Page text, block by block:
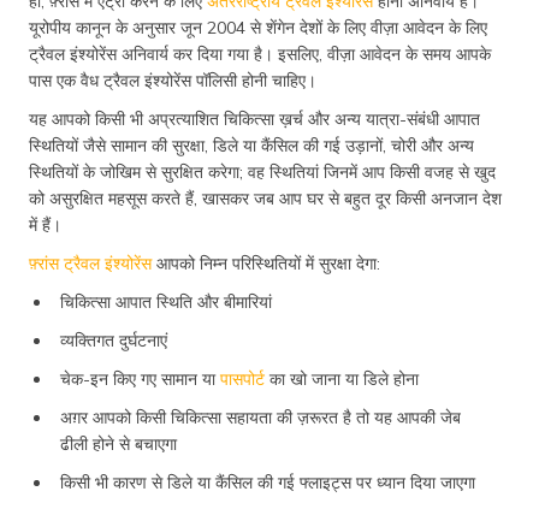
यूरोपीय कानून के अनुसार जून 2004 से शेंगेन देशों के लिए वीज़ा आवेदन के लिए
ट्रैवल इंश्योरेंस अनिवार्य कर दिया गया है। इसलिए, वीज़ा आवेदन के समय आपके
पास एक वैध ट्रैवल इंश्योरेंस पॉलिसी होनी चाहिए।
यह आपको किसी भी अप्रत्याशित चिकित्सा ख़र्च और अन्य यात्रा-संबंधी आपात
स्थितियों जैसे सामान की सुरक्षा, डिले या कैंसिल की गई उड़ानों, चोरी और अन्य
स्थितियों के जोखिम से सुरक्षित करेगा; वह स्थितियां जिनमें आप किसी वजह से खुद
को असुरक्षित महसूस करते हैं, खासकर जब आप घर से बहुत दूर किसी अनजान देश
में हैं।
फ़्रांस ट्रैवल इंश्योरेंसआपको निम्न परिस्थितियों में सुरक्षा देगा:
चिकित्सा आपात स्थिति और बीमारियां
व्यक्तिगत दुर्घटनाएं
चेक-इन किए गए सामान यापासपोर्ट का खो जाना या डिले होना
अग़र आपको किसी चिकित्सा सहायता की ज़रूरत है तो यह आपकी जेब
ढीली होने से बचाएगा
किसी भी कारण से डिले या कैंसिल की गई फ्लाइट्स पर ध्यान दिया जाएगा